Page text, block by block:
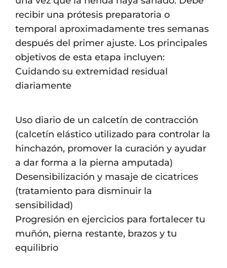
recibir una prótesis preparatoria o
temporal aproximadamente tres semanas
después del primer ajuste. Los principales
objetivos de esta etapa incluyen:
Cuidando su extremidad residual
diariamente
Uso diario de un calcetín de contracción
(calcetín elástico utilizado para controlar la
hinchazón, promover la curación y ayudar
a dar forma a la pierna amputada)
Desensibilización y masaje de cicatrices
(tratamiento para disminuir la
sensibilidad)
Progresión en ejercicios para fortalecer tu
muñón, pierna restante, brazos y tu
equilibrio